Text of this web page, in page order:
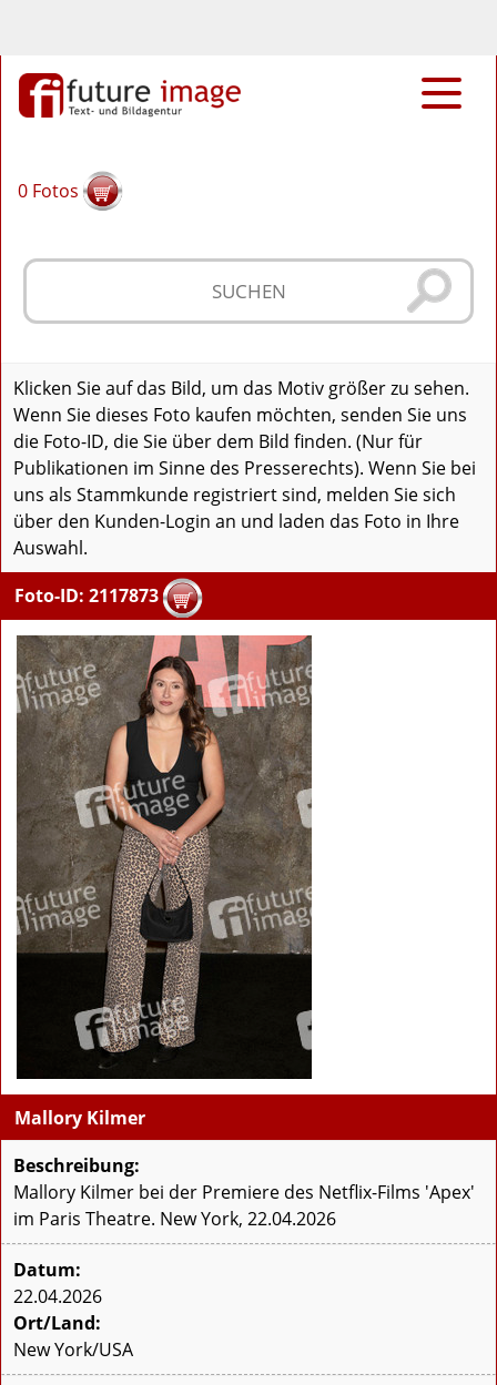
0 Fotos
Klicken Sie auf das Bild, um das Motiv größer zu sehen.
Wenn Sie dieses Foto kaufen möchten, senden Sie uns
die Foto-ID, die Sie über dem Bild finden. (Nur für
Publikationen im Sinne des Presserechts). Wenn Sie bei
uns als Stammkunde registriert sind, melden Sie sich
über den Kunden-Login an und laden das Foto in Ihre
Auswahl.
Foto-ID: 2117873
Mallory Kilmer
Beschreibung:
Mallory Kilmer bei der Premiere des Netflix-Films 'Apex'
im Paris Theatre. New York, 22.04.2026
Datum:
22.04.2026
Ort/Land:
New York/USA